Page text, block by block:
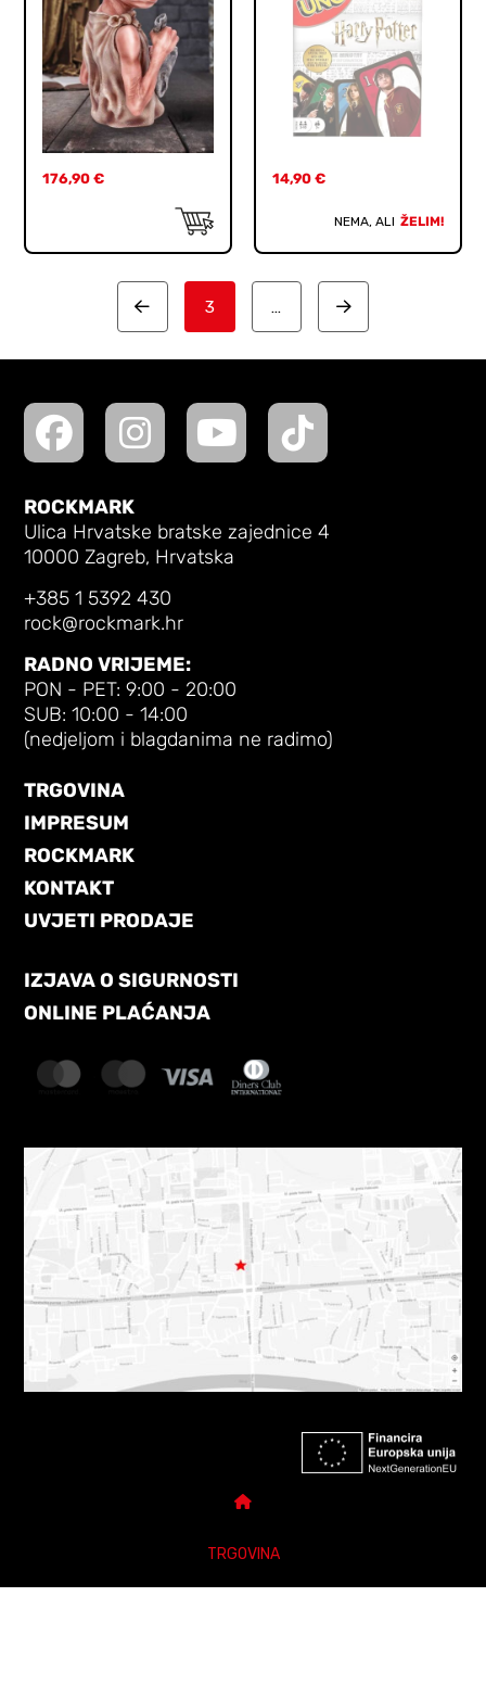
176,90€ 14,90 €
NEMA, ALI ŽELIM!
Prev 3 … Next
ROCKMARK
Ulica Hrvatske bratske zajednice 4
10000 Zagreb, Hrvatska
+385 1 5392 430
rock@rockmark.hr
RADNO VRIJEME:
PON - PET: 9:00 - 20:00
SUB: 10:00 - 14:00
(nedjeljom i blagdanima ne radimo)
TRGOVINA
IMPRESUM
ROCKMARK
KONTAKT
UVJETI PRODAJE
IZJAVA O SIGURNOSTI
ONLINE PLAĆANJA
TRGOVINA